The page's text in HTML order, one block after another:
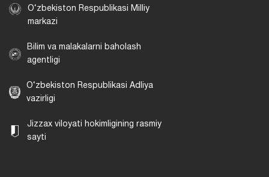
O‘zbekiston Respublikasi Milliy
markazi
Bilim va malakalarni baholash
agentligi
O‘zbekiston Respublikasi Adliya
vazirligi
Jizzax viloyati hokimligining rasmiy
sayti